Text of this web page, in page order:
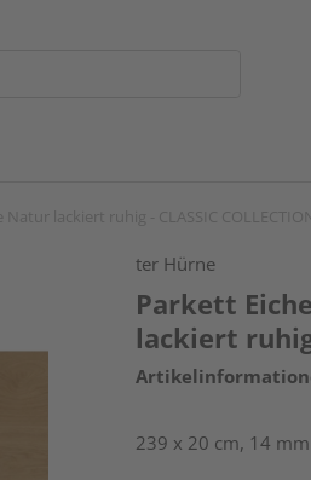
ter Hürne
Parkett
lackiert ruhig
239 x 20 cm, 14